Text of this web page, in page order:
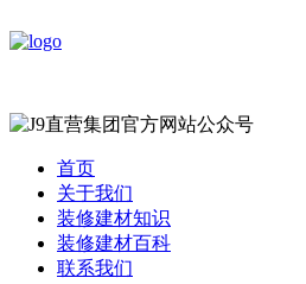
首页
关于我们
装修建材知识
装修建材百科
联系我们